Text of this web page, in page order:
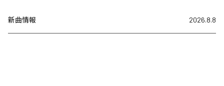
新曲情報 2026.8.8